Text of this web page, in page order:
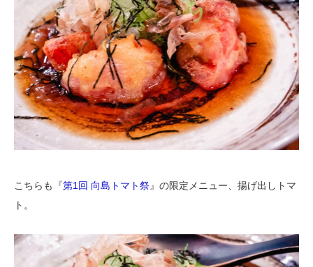
こちらも『第1回 向島トマト祭』の限定メニュー、揚げ出しトマ
ト。